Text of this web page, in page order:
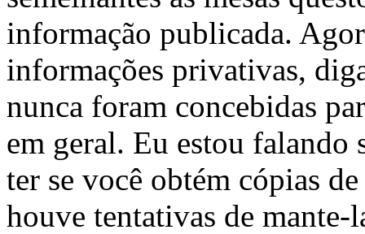
informação publicada.
informações privativas,
nunca foram concebidas
em geral. Eu estou falando
ter se você obtém cópias
houve tentativas de mante-